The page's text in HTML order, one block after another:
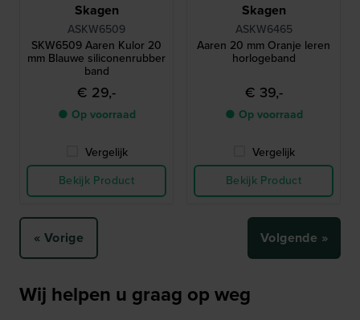
Skagen
ASKW6509
SKW6509 Aaren Kulor 20
mm Blauwe siliconenrubber
band
€ 29,-
● Op voorraad
Vergelijk
Bekijk Product
Skagen
ASKW6465
Aaren 20 mm Oranje leren
horlogeband
€ 39,-
● Op voorraad
Vergelijk
Bekijk Product
« Vorige Volgende »
Wij helpen u graag op weg